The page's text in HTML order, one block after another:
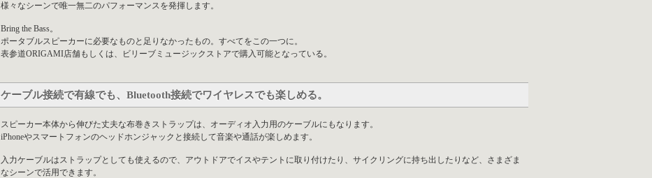
様々なシーンで唯一無二のパフォーマンスを発揮します。
Bring the Bass。
ポータブルスピーカーに必要なものと足りなかったもの。すべてをこの一つに。
表参道ORIGAMI店舗もしくは、ビリーブミュージックストアで購入可能となっている。
ケーブル接続で有線でも、Bluetooth接続でワイヤレスでも楽しめる。
スピーカー本体から伸びた丈夫な布巻きストラップは、オーディオ入力用のケーブルにもなります。
iPhoneやスマートフォンのヘッドホンジャックと接続して音楽や通話が楽しめます。
入力ケーブルはストラップとしても使えるので、アウトドアでイスやテントに取り付けたり、サイクリングに持ち出したりなど、さまざま
なシーンで活用できます。